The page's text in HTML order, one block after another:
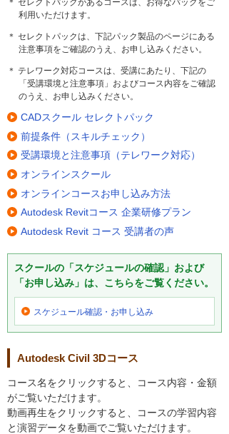
＊ セレクトパックがあるコースは、お得なパックをご
利用いただけます。
＊ セレクトパックは、下記パック製品のページにある
注意事項をご確認のうえ、お申し込みください。
＊ テレワーク対応コースは、受講にあたり、下記の
「受講環境と注意事項」およびコース内容をご確認
のうえ、お申し込みください。
CADスクール セレクトパック
前提条件（スキルチェック）
受講環境と注意事項（テレワーク対応）
オンラインスクール
オンラインコースお申し込み方法
Autodesk Revitコース 企業研修プラン
Autodesk Revit コース 受講者の声
スクールの「スケジュールの確認」および
「お申し込み」は、こちらをご覧ください。
スケジュール確認・ お申し込み
Autodesk Civil 3Dコース
コース名をクリックすると、コース内容・金額
がご覧いただけます。
動画再生をクリックすると、コースの学習内容
と演習データを動画でご覧いただけます。